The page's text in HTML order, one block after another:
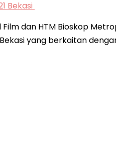
Film dan HTM Bioskop
yang berkaitan